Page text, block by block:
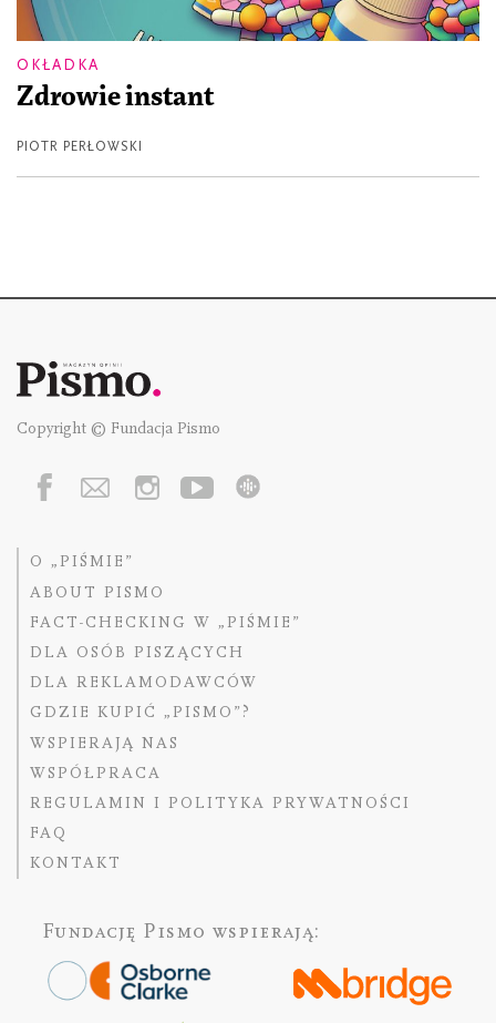
OKŁADKA
Zdrowie instant
PIOTR PERŁOWSKI
Copyright © Fundacja Pismo
O „PIŚMIE”
ABOUT PISMO
FACT-CHECKING W „PIŚMIE”
DLA OSÓB PISZĄCYCH
DLA REKLAMODAWCÓW
GDZIE KUPIĆ „PISMO”?
WSPIERAJĄ NAS
WSPÓŁPRACA
REGULAMIN I POLITYKA PRYWATNOŚCI
FAQ
KONTAKT
Fundację Pismo wspierają: